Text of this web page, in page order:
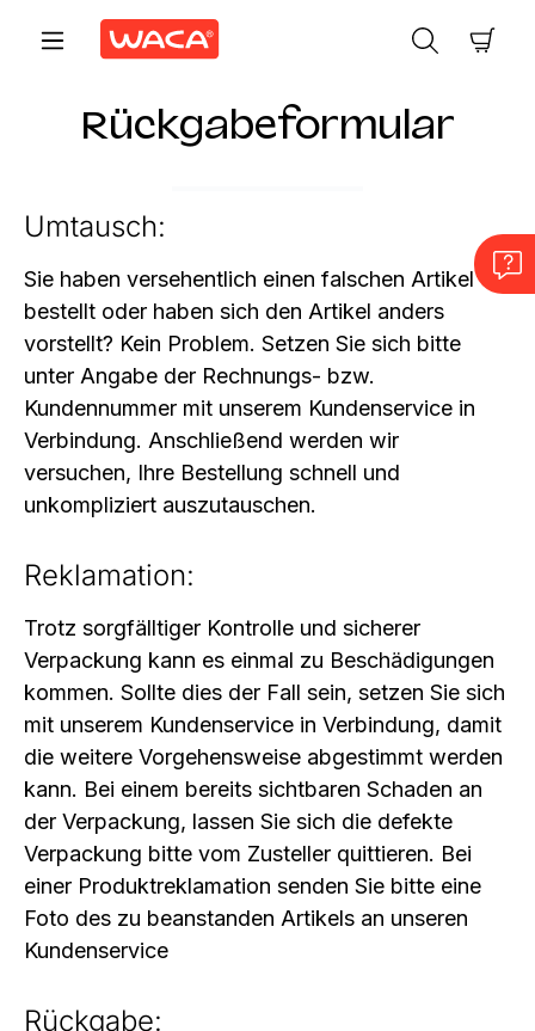
Zum Hauptinhalt springen
Rückgabeformular
Umtausch:
Sie haben versehentlich einen falschen Artikel
bestellt oder haben sich den Artikel anders
vorstellt? Kein Problem. Setzen Sie sich bitte
unter Angabe der Rechnungs- bzw.
Kundennummer mit unserem Kundenservice in
Verbindung. Anschließend werden wir
versuchen, Ihre Bestellung schnell und
unkompliziert auszutauschen.
Reklamation:
Trotz sorgfälltiger Kontrolle und sicherer
Verpackung kann es einmal zu Beschädigungen
kommen. Sollte dies der Fall sein, setzen Sie sich
mit unserem Kundenservice in Verbindung, damit
die weitere Vorgehensweise abgestimmt werden
kann. Bei einem bereits sichtbaren Schaden an
der Verpackung, lassen Sie sich die defekte
Verpackung bitte vom Zusteller quittieren. Bei
einer Produktreklamation senden Sie bitte eine
Foto des zu beanstanden Artikels an unseren
Kundenservice
Rückgabe: